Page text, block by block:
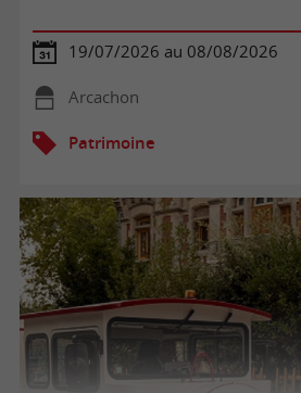
19/07/2026 au 08/08/2026
Arcachon
Patrimoine